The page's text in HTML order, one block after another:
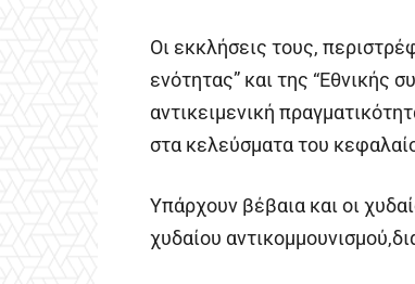
Οι εκκλήσεις τους,
ενότητας” και της “Εθνικής
αντικειμενική
στα κελεύσματα του
Υπάρχουν βέβαια και οι
χυδαίου